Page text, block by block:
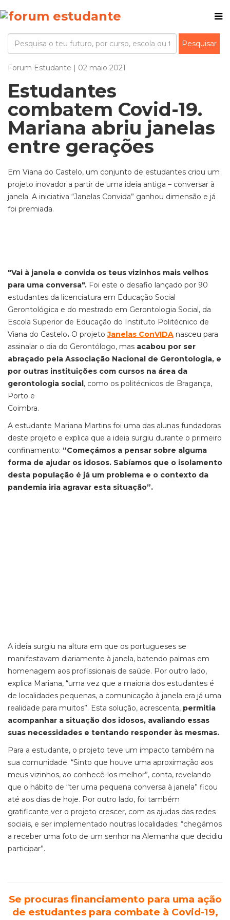
Forum Estudante | 02 maio 2021
Estudantes
combatem Covid-19.
Mariana abriu janelas
entre gerações
Em Viana do Castelo, um conjunto de estudantes criou um
projeto inovador a partir de uma ideia antiga – conversar à
janela. A iniciativa “Janelas Convida” ganhou dimensão e já
foi premiada.
"Vai à janela e convida os teus vizinhos mais velhos
para uma conversa". Foi este o desafio lançado por 90
estudantes da licenciatura em Educação Social
Gerontológica e do mestrado em Gerontologia Social, da
Escola Superior de Educação do Instituto Politécnico de
Viana do Castelo. O projetoJanelas ConVIDA nasceu para
assinalar o dia do Gerontólogo, mas acabou por ser
abraçado pela Associação Nacional de Gerontologia, e
por outras instituições com cursos na área da
gerontologia social, como os politécnicos de Bragança,
Porto e
A estudante Mariana Martins foi uma das alunas fundadoras
deste projeto e explica que a ideia surgiu durante o primeiro
confinamento: “Começámos a pensar sobre alguma
forma de ajudar os idosos. Sabíamos que o isolamento
desta população é já um problema e o contexto da
pandemia iria agravar esta situação”.
A ideia surgiu na altura em que os portugueses se
manifestavam diariamente à janela, batendo palmas em
homenagem aos profissionais de saúde. Por outro lado,
explica Mariana, “uma vez que a maioria dos estudantes é
de localidades pequenas, a comunicação à janela era já uma
realidade para muitos”. Esta solução, acrescenta, permitia
acompanhar a situação dos idosos, avaliando essas
suas necessidades e tentando responder às mesmas.
Para a estudante, o projeto teve um impacto também na
sua comunidade. “Sinto que houve uma aproximação aos
meus vizinhos, ao conhecê-los melhor”, conta, revelando
que o hábito de “ter uma pequena conversa à janela” ficou
até aos dias de hoje. Por outro lado, foi também
gratificante ver o projeto crescer, com as ajudas das redes
sociais, e ser implementado noutras localidades: “chegámos
a receber uma foto de um senhor na Alemanha que decidiu
participar”.
Se procuras financiamento para uma ação
de estudantes para combate à Covid-19,